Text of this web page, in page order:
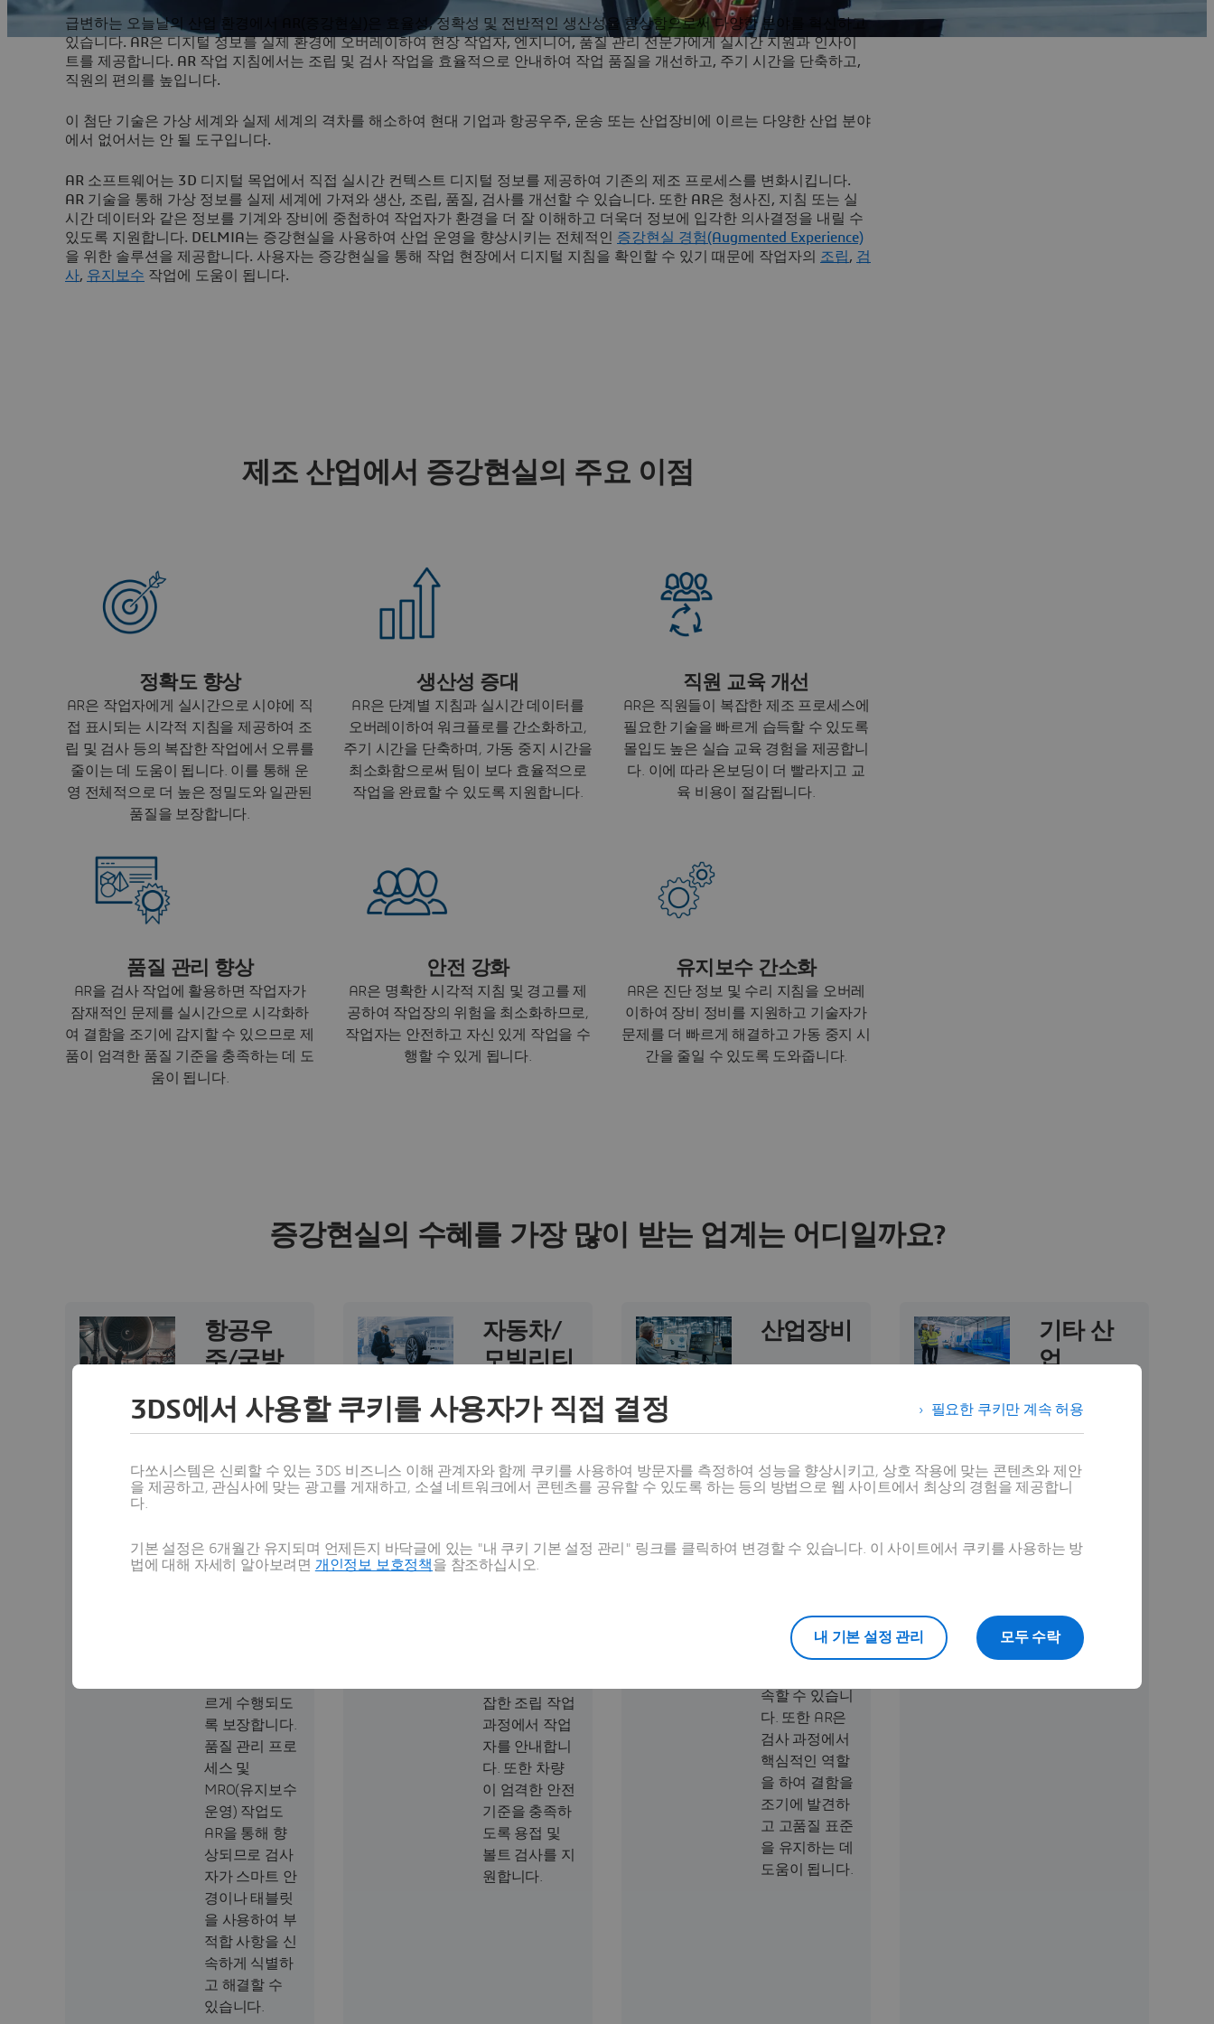
급변하는 오늘날의 산업 환경에서 AR(증강현실)은 효율성, 정확성 및 전반적인 생산성을 향상함으로써 다양한 분야를 혁신하고
있습니다. AR은 디지털 정보를 실제 환경에 오버레이하여 현장 작업자, 엔지니어, 품질 관리 전문가에게 실시간 지원과 인사이
트를 제공합니다. AR 작업 지침에서는 조립 및 검사 작업을 효율적으로 안내하여 작업 품질을 개선하고, 주기 시간을 단축하고,
직원의 편의를 높입니다.
이 첨단 기술은 가상 세계와 실제 세계의 격차를 해소하여 현대 기업과 항공우주, 운송 또는 산업장비에 이르는 다양한 산업 분야
에서 없어서는 안 될 도구입니다.
AR 소프트웨어는 3D 디지털 목업에서 직접 실시간 컨텍스트 디지털 정보를 제공하여 기존의 제조 프로세스를 변화시킵니다.
AR 기술을 통해 가상 정보를 실제 세계에 가져와 생산, 조립, 품질, 검사를 개선할 수 있습니다. 또한 AR은 청사진, 지침 또는 실
시간 데이터와 같은 정보를 기계와 장비에 중첩하여 작업자가 환경을 더 잘 이해하고 더욱더 정보에 입각한 의사결정을 내릴 수
있도록 지원합니다. DELMIA는 증강현실을 사용하여 산업 운영을 향상시키는 전체적인 증강현실 경험(Augmented Experience)
을 위한 솔루션을 제공합니다. 사용자는 증강현실을 통해 작업 현장에서 디지털 지침을 확인할 수 있기 때문에 작업자의 조립, 검
사, 유지보수 작업에 도움이 됩니다.
제조 산업에서 증강현실의 주요 이점
정확도 향상
AR은 작업자에게 실시간으로 시야에 직
접 표시되는 시각적 지침을 제공하여 조
립 및 검사 등의 복잡한 작업에서 오류를
줄이는 데 도움이 됩니다. 이를 통해 운
영 전체적으로 더 높은 정밀도와 일관된
품질을 보장합니다.
생산성 증대
AR은 단계별 지침과 실시간 데이터를
오버레이하여 워크플로를 간소화하고,
주기 시간을 단축하며, 가동 중지 시간을
최소화함으로써 팀이 보다 효율적으로
작업을 완료할 수 있도록 지원합니다.
직원 교육 개선
AR은 직원들이 복잡한 제조 프로세스에
필요한 기술을 빠르게 습득할 수 있도록
몰입도 높은 실습 교육 경험을 제공합니
다. 이에 따라 온보딩이 더 빨라지고 교
육 비용이 절감됩니다.
품질 관리 향상
AR을 검사 작업에 활용하면 작업자가
잠재적인 문제를 실시간으로 시각화하
여 결함을 조기에 감지할 수 있으므로 제
품이 엄격한 품질 기준을 충족하는 데 도
움이 됩니다.
안전 강화
AR은 명확한 시각적 지침 및 경고를 제
공하여 작업장의 위험을 최소화하므로,
작업자는 안전하고 자신 있게 작업을 수
행할 수 있게 됩니다.
유지보수 간소화
AR은 진단 정보 및 수리 지침을 오버레
이하여 장비 정비를 지원하고 기술자가
문제를 더 빠르게 해결하고 가동 중지 시
간을 줄일 수 있도록 도와줍니다.
증강현실의 수혜를 가장 많이 받는 업계는 어디일까요?
항공우
주/국방
AR은 항공우주
및 국방 산업
기 엔진이나 항
공기 구조물과
원합니다. 디지
털 조립 지침을
르게 수행되도
록 보장합니다.
품질 관리 프로
세스 및
MRO(유지보수
운영) 작업도
AR을 통해 향
상되므로 검사
자가 스마트 안
경이나 태블릿
을 사용하여 부
적합 사항을 신
속하게 식별하
고 해결할 수
있습니다.
자동차/
모빌리티
경량 및 중장비
산업은 지그와
사, 하니스 조
립, 품질 관리
용합니다. AR
기술은 차량 본
잡한 조립 작업
과정에서 작업
자를 안내합니
다. 또한 차량
이 엄격한 안전
기준을 충족하
도록 용접 및
볼트 검사를 지
원합니다.
산업장비
지털 문서를 제
유지보수 프로
장비에 중첩된
어 복잡한 작업
을 간소화하고
속할 수 있습니
다. 또한 AR은
검사 과정에서
핵심적인 역할
을 하여 결함을
조기에 발견하
고 고품질 표준
을 유지하는 데
도움이 됩니다.
기타 산
업
라 장비 또는
르기까지, 수많
은 산업들이 제
운영 탁월성에
강현실을 활용
하고 있습니다.
필요한 쿠키만 계속 허용
3DS에서 사용할 쿠키를 사용자가 직접 결정
다쏘시스템은 신뢰할 수 있는 3DS 비즈니스 이해 관계자와 함께 쿠키를 사용하여 방문자를 측정하여 성능을 향상시키고, 상호 작용에 맞는 콘텐츠와 제안
을 제공하고, 관심사에 맞는 광고를 게재하고, 소셜 네트워크에서 콘텐츠를 공유할 수 있도록 하는 등의 방법으로 웹 사이트에서 최상의 경험을 제공합니
다.
기본 설정은 6개월간 유지되며 언제든지 바닥글에 있는 "내 쿠키 기본 설정 관리" 링크를 클릭하여 변경할 수 있습니다. 이 사이트에서 쿠키를 사용하는 방
법에 대해 자세히 알아보려면 개인정보 보호정책을 참조하십시오.
모두 수락
내 기본 설정 관리